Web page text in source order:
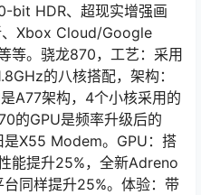
bit HDR、超现实增强画
、Xbox Cloud/Google
等。骁龙870，工艺：采用
的八核搭配，架构：
A77架构，4个小核采用的
的GPU是频率升级后的
X55 Modem。GPU：搭
能提升25%，全新Adreno
同样提升25%。体验：带